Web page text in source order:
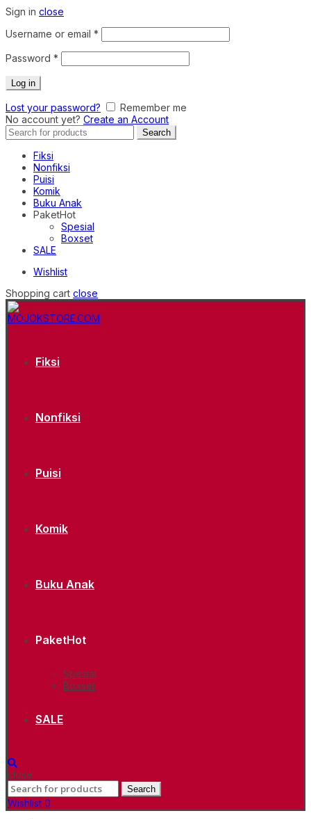
Sign in close
Username or email *
Password *
Log in
Lost your password?
Remember me
No account yet? Create an Account
Search
for:
Search
Fiksi
Nonfiksi
Puisi
Komik
Buku Anak
PaketHot
Spesial
Boxset
SALE
Wishlist
Shopping cart close
Fiksi
Nonfiksi
Puisi
Komik
Buku Anak
PaketHot
Spesial
Boxset
SALE
close
Search
for:
Search
Wishlist 0